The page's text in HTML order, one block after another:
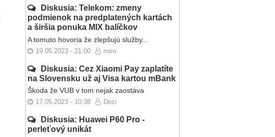
Diskusia: Telekom: zmeny
podmienok na predplatených kartách
a širšia ponuka MIX balíčkov
A tomuto hovoria že zlepšujú služby...
19.05.2023 - 21:00 miro
Diskusia: Cez Xiaomi Pay zaplatíte
na Slovensku už aj Visa kartou mBank
Škoda že VUB v tom nejak zaostáva
17.05.2023 - 10:38 Dezi
Diskusia: Huawei P60 Pro -
perleťový unikát